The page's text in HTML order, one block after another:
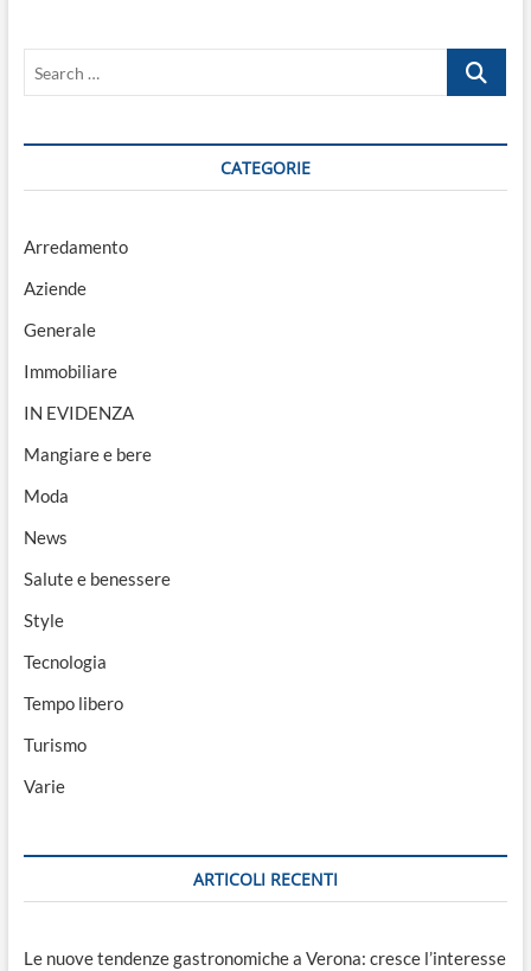
Search
CATEGORIE
Arredamento
Aziende
Generale
Immobiliare
IN EVIDENZA
Mangiare e bere
Moda
News
Salute e benessere
Style
Tecnologia
Tempo libero
Turismo
Varie
ARTICOLI RECENTI
Le nuove tendenze gastronomiche a Verona: cresce l’interesse